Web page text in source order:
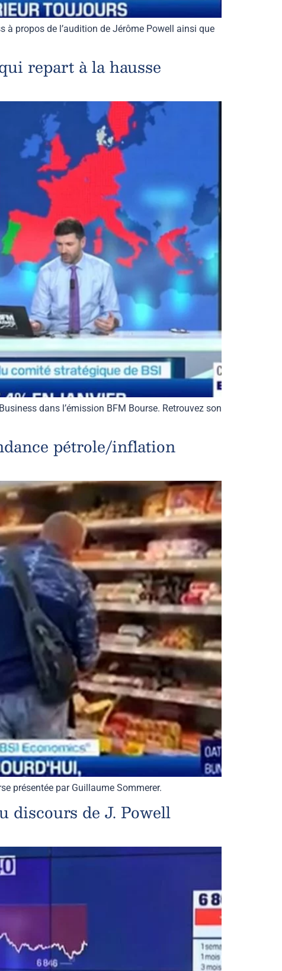
à propos de l’audition de Jérôme Powell ainsi que
repart à la hausse
dans l’émission BFM Bourse. Retrouvez son
pétrole/inflation
présentée par Guillaume Sommerer.
discours de J. Powell